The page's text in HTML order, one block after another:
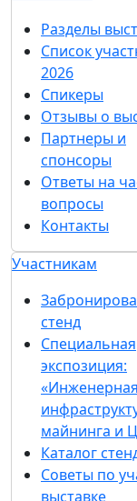
Разделы
Список
2026
Спикеры
Отзывы о
Партнеры и
спонсоры
Ответы на
вопросы
Контакты
Участникам
стенд
Специальная
экспозиция:
«Инженерная
майнинга и
Каталог
Советы по
выставке